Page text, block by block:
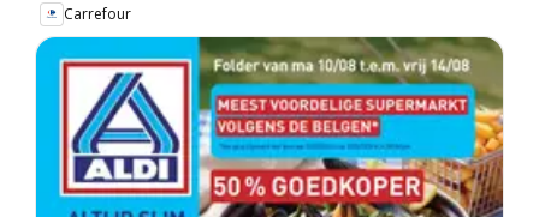
Carrefour